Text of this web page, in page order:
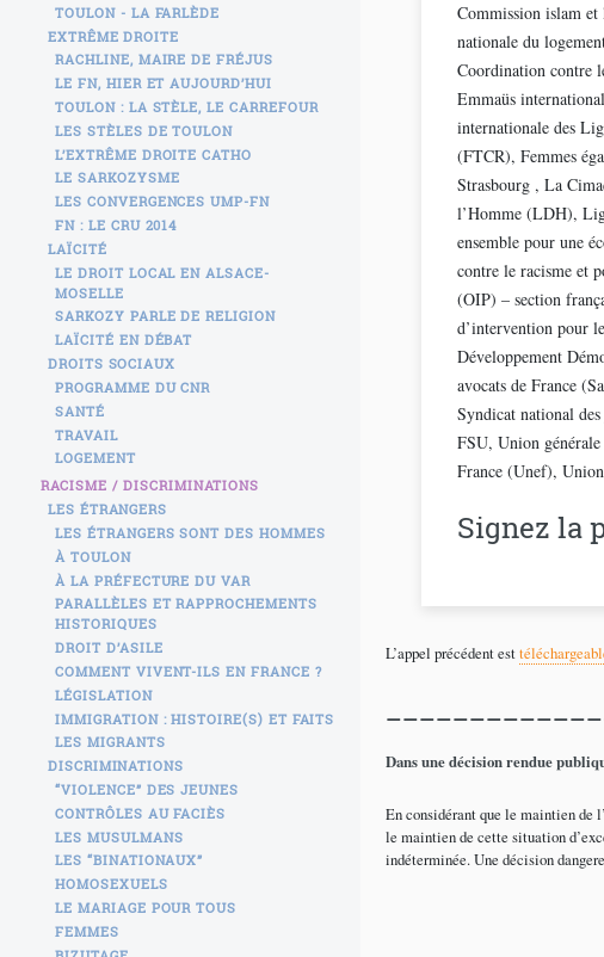
Commission islam
nationale du
Coordination contre
Emmaüs
internationale des
(FTCR), Femmes
Strasbourg , La
l’Homme (LDH),
ensemble pour une
contre le racisme et
(OIP) – section
d’intervention pour
Développement
avocats de France
Syndicat national
FSU, Union
France (Unef),
Signez la
L’appel précédent est
En considérant que le maintien de
le maintien de cette situation
indéterminée. Une décision
TOULON - LA FARLÈDE
EXTRÊME DROITE
RACHLINE, MAIRE DE FRÉJUS
LE FN, HIER ET AUJOURD’HUI
TOULON : LA STÈLE, LE CARREFOUR
LES STÈLES DE TOULON
L’EXTRÊME DROITE CATHO
LE SARKOZYSME
LES CONVERGENCES UMP-FN
FN : LE CRU 2014
LAÏCITÉ
LE DROIT LOCAL EN ALSACE-
MOSELLE
SARKOZY PARLE DE RELIGION
LAÏCITÉ EN DÉBAT
DROITS SOCIAUX
PROGRAMME DU CNR
SANTÉ
TRAVAIL
LOGEMENT
RACISME / DISCRIMINATIONS
LES ÉTRANGERS
LES ÉTRANGERS SONT DES HOMMES
À TOULON
À LA PRÉFECTURE DU VAR
PARALLÈLES ET RAPPROCHEMENTS
HISTORIQUES
DROIT D’ASILE
COMMENT VIVENT-ILS EN FRANCE ?
LÉGISLATION
IMMIGRATION : HISTOIRE(S) ET FAITS
LES MIGRANTS
DISCRIMINATIONS
“VIOLENCE” DES JEUNES
CONTRÔLES AU FACIÈS
LES MUSULMANS
LES “BINATIONAUX”
HOMOSEXUELS
LE MARIAGE POUR TOUS
FEMMES